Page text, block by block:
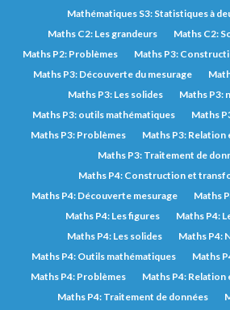
Mathématiques S3: Statistiques à
Maths C2: Les grandeurs
Maths C2:
Maths P2: Problèmes
Maths P3:
Maths P3: Découverte du mesurage
Maths P3: Les solides
Maths P3:
Maths P3: outils mathématiques
Maths
Maths P3: Problèmes
Maths P3:
Maths P3: Traitement de
Maths P4: Construction et
Maths P4: Découverte mesurage
Maths
Maths P4: Les figures
Maths P4:
Maths P4: Les solides
Maths P4:
Maths P4: Outils mathématiques
Maths
Maths P4: Problèmes
Maths P4:
Maths P4: Traitement de données